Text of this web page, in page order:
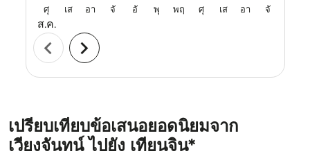
ศุ
ส.ค.
เส อา จั อั พุ พฤ ศุ เส อา จั
chevron_left chevron_right
เปรียบเทียบข้อเสนอยอดนิยมจาก
เวียงจันทน์ ไปยัง เทียนจิน*